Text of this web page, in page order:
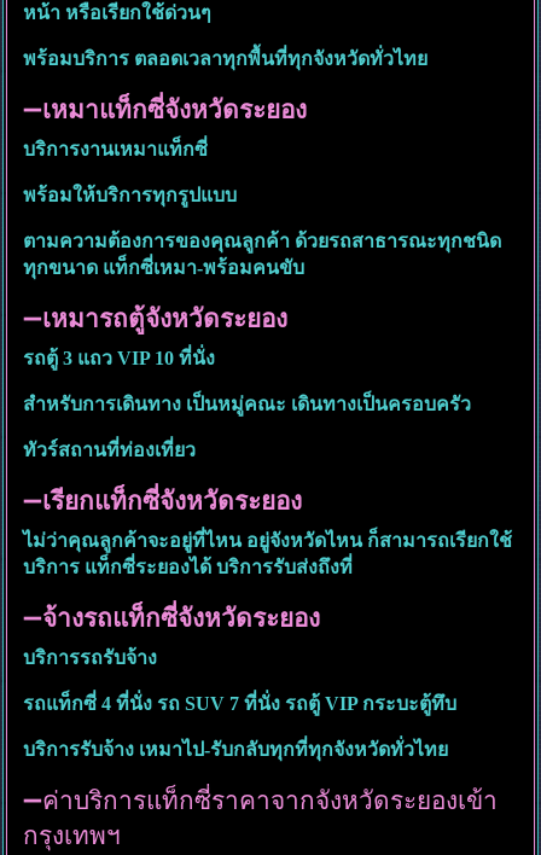
หน้า หรือเรียกใช้ด่วนๆ
พร้อมบริการ ตลอดเวลาทุกพื้นที่ทุกจังหวัดทั่วไทย
➖เหมาแท็กซี่จังหวัดระยอง
บริการงานเหมาแท็กซี่
พร้อมให้บริการทุกรูปแบบ
ตามความต้องการของคุณลูกค้า ด้วยรถสาธารณะทุกชนิด
ทุกขนาด แท็กซี่เหมา-พร้อมคนขับ
➖เหมารถตู้จังหวัดระยอง
รถตู้ 3 แถว VIP 10 ที่นั่ง
สำหรับการเดินทาง เป็นหมู่คณะ เดินทางเป็นครอบครัว
ทัวร์สถานที่ท่องเที่ยว
➖เรียกแท็กซี่จังหวัดระยอง
ไม่ว่าคุณลูกค้าจะอยู่ที่ไหน อยู่จังหวัดไหน ก็สามารถเรียกใช้
บริการ แท็กซี่ระยองได้ บริการรับส่งถึงที่
➖จ้างรถแท็กซี่จังหวัดระยอง
บริการรถรับจ้าง
รถแท็กซี่ 4 ที่นั่ง รถ SUV 7 ที่นั่ง รถตู้ VIP กระบะตู้ทึบ
บริการรับจ้าง เหมาไป-รับกลับทุกที่ทุกจังหวัดทั่วไทย
➖ค่าบริการแท็กซี่ราคาจากจังหวัดระยองเข้า
กรุงเทพฯ